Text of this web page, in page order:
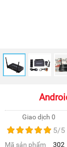
Giao dịch 0
5/5
Mã sản phẩm
302